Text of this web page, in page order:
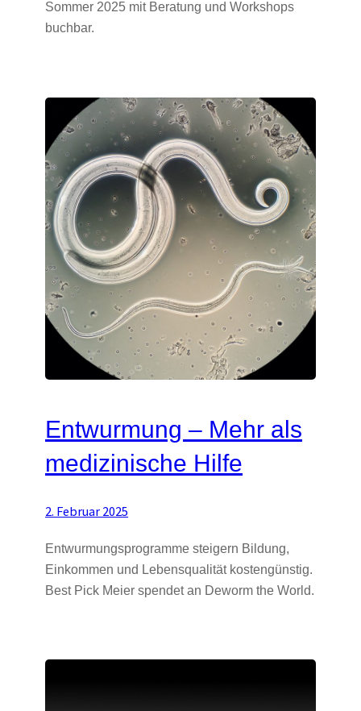
Sommer 2025 mit Beratung und Workshops
buchbar.
Entwurmung – Mehr als
medizinische Hilfe
2. Februar 2025
Entwurmungsprogramme steigern Bildung,
Einkommen und Lebensqualität kostengünstig.
Best Pick Meier spendet an Deworm the World.